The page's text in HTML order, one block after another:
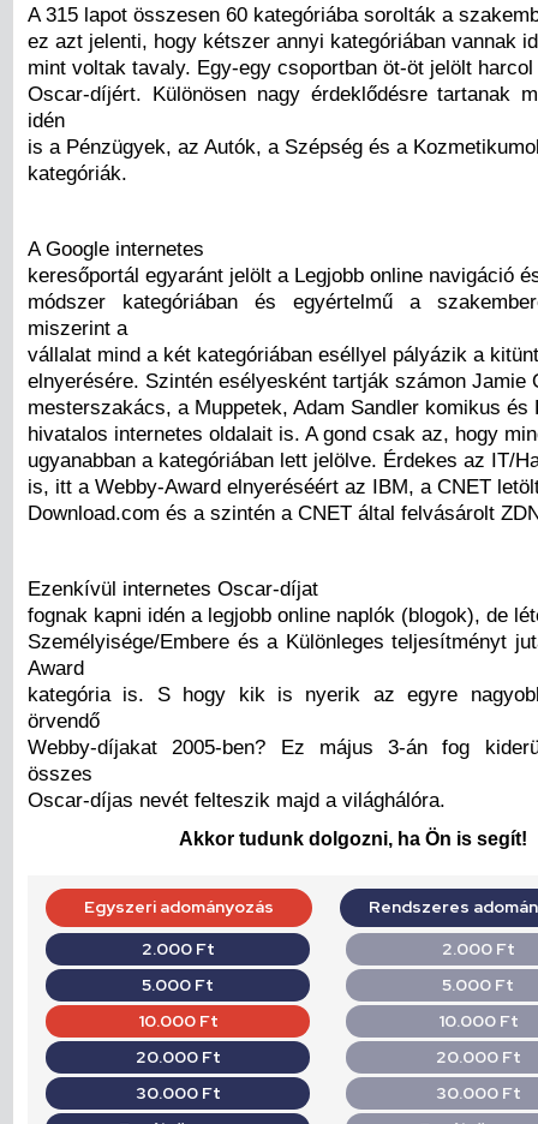
A 315 lapot összesen 60 kategóriába sorolták a
ez azt jelenti, hogy kétszer annyi kategóriában vannak
mint voltak tavaly. Egy-egy csoportban öt-öt jelölt
Oscar-díjért. Különösen nagy érdeklődésre tartanak
idén
is a Pénzügyek, az Autók, a Szépség és a
kategóriák.
A Google internetes
keresőportál egyaránt jelölt a Legjobb online navigáció
módszer kategóriában és egyértelmű a
miszerint a
vállalat mind a két kategóriában eséllyel pályázik a
elnyerésére. Szintén esélyesként tartják számon Jamie
mesterszakács, a Muppetek, Adam Sandler komikus és
hivatalos internetes oldalait is. A gond csak az, hogy
ugyanabban a kategóriában lett jelölve. Érdekes az IT/
is, itt a Webby-Award elnyeréséért az IBM, a CNET
Download.com és a szintén a CNET által felvásárolt
Ezenkívül internetes Oscar-díjat
fognak kapni idén a legjobb online naplók (blogok), de
Személyisége/Embere és a Különleges teljesítményt
Award
kategória is. S hogy kik is nyerik az egyre
örvendő
Webby-díjakat 2005-ben? Ez május 3-án fog
összes
Oscar-díjas nevét felteszik majd a világhálóra.
Akkor tudunk dolgozni, ha Ön is segít!